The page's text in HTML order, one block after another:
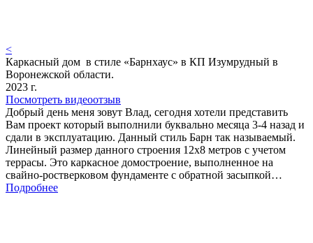
<
Каркасный дом в стиле «Барнхаус» в КП Изумрудный в
Воронежской области.
2023 г.
Посмотреть видеоотзыв
Добрый день меня зовут Влад, сегодня хотели представить
Вам проект который выполнили буквально месяца 3-4 назад и
сдали в эксплуатацию. Данный стиль Барн так называемый.
Линейный размер данного строения 12х8 метров с учетом
террасы. Это каркасное домостроение, выполненное на
свайно-ростверковом фундаменте с обратной засыпкой…
Подробнее